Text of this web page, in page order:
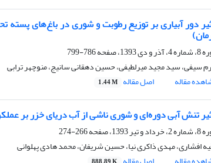
دور آبیاری بر توزیع‌ رطوبت و شوری در باغ‌های
دی 1393، صفحه
786-799
سیفی، سید مجید میرلطیفی، حسین دهقانی سانیج، منوچهر ترابی
مقاله
اصل مقاله 1.44 M
تنش آبی دوره‌ای و شوری ناشی از آب ‌دریای خزر بر
تیر 1393، صفحه
266-274
افشاری، مهدی ذاکری نیا، حسین شریفان، محمد هادی پهلوانی